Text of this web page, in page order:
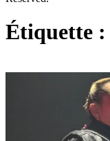
Étiquette :